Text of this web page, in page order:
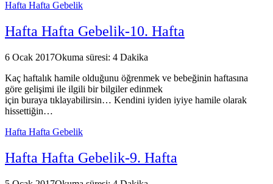
Hafta Hafta Gebelik
Hafta Hafta Gebelik-10. Hafta
6 Ocak 2017Okuma süresi: 4 Dakika
Kaç haftalık hamile olduğunu öğrenmek ve bebeğinin haftasına
göre gelişimi ile ilgili bir bilgiler edinmek
için buraya tıklayabilirsin… Kendini iyiden iyiye hamile olarak
hissettiğin…
Hafta Hafta Gebelik
Hafta Hafta Gebelik-9. Hafta